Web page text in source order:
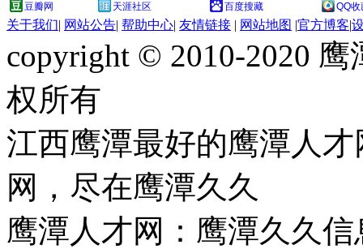
豆瓣网
天涯社区 百度搜藏 QQ收
关于我们| 网站公告| 帮助中心| 友情链接 | 网站地图 |官方博客|
copyright © 2010-2020
权所有
江西鹰潭最好的鹰潭人
网，尽在鹰潭久久
鹰潭人才网：鹰潭久久